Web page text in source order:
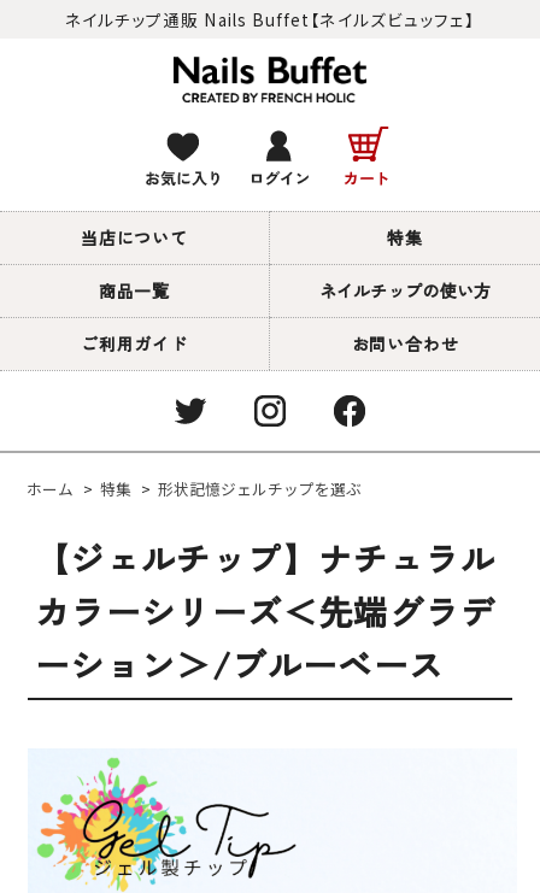
ネイルチップ通販 Nails Buffet【ネイルズビュッフェ】
当店について 特集
商品一覧 ネイルチップの使い方
ご利用ガイド お問い合わせ
ホーム > 特集 > 形状記憶ジェルチップを選ぶ
【ジェルチップ】ナチュラル
カラーシリーズ＜先端グラデ
ーション＞/ブルーベース